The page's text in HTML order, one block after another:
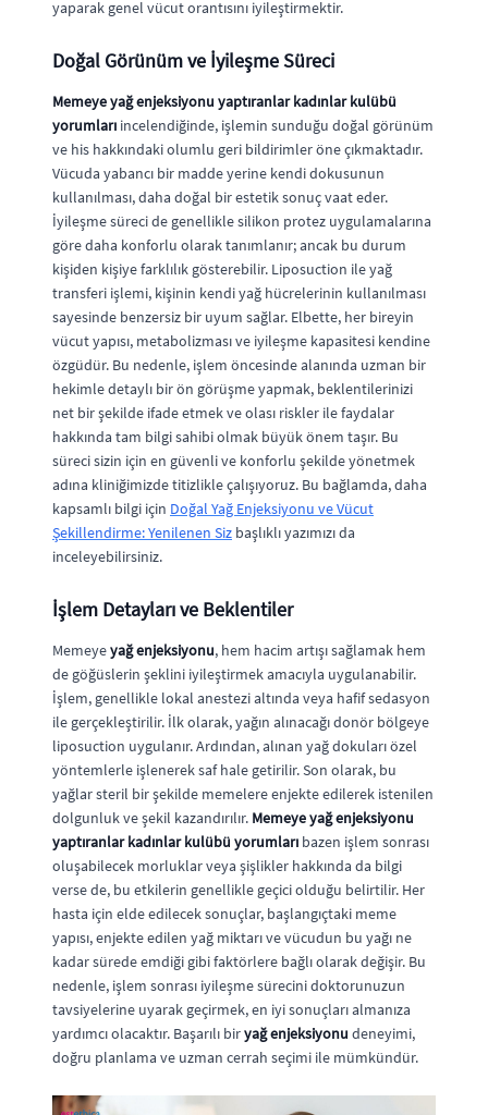
yaparak genel vücut orantısını iyileştirmektir.
Doğal Görünüm ve İyileşme Süreci
Memeye yağ enjeksiyonu yaptıranlar kadınlar kulübü
yorumları incelendiğinde, işlemin sunduğu doğal görünüm
ve his hakkındaki olumlu geri bildirimler öne çıkmaktadır.
Vücuda yabancı bir madde yerine kendi dokusunun
kullanılması, daha doğal bir estetik sonuç vaat eder.
İyileşme süreci de genellikle silikon protez uygulamalarına
göre daha konforlu olarak tanımlanır; ancak bu durum
kişiden kişiye farklılık gösterebilir. Liposuction ile yağ
transferi işlemi, kişinin kendi yağ hücrelerinin kullanılması
sayesinde benzersiz bir uyum sağlar. Elbette, her bireyin
vücut yapısı, metabolizması ve iyileşme kapasitesi kendine
özgüdür. Bu nedenle, işlem öncesinde alanında uzman bir
hekimle detaylı bir ön görüşme yapmak, beklentilerinizi
net bir şekilde ifade etmek ve olası riskler ile faydalar
hakkında tam bilgi sahibi olmak büyük önem taşır. Bu
süreci sizin için en güvenli ve konforlu şekilde yönetmek
adına kliniğimizde titizlikle çalışıyoruz. Bu bağlamda, daha
kapsamlı bilgi için Doğal Yağ Enjeksiyonu ve Vücut
Şekillendirme: Yenilenen Siz başlıklı yazımızı da
inceleyebilirsiniz.
İşlem Detayları ve Beklentiler
Memeyeyağ enjeksiyonu, hem hacim artışı sağlamak hem
de göğüslerin şeklini iyileştirmek amacıyla uygulanabilir.
İşlem, genellikle lokal anestezi altında veya hafif sedasyon
ile gerçekleştirilir. İlk olarak, yağın alınacağı donör bölgeye
liposuction uygulanır. Ardından, alınan yağ dokuları özel
yöntemlerle işlenerek saf hale getirilir. Son olarak, bu
yağlar steril bir şekilde memelere enjekte edilerek istenilen
dolgunluk ve şekil kazandırılır. Memeye yağ enjeksiyonu
yaptıranlar kadınlar kulübü yorumları bazen işlem sonrası
oluşabilecek morluklar veya şişlikler hakkında da bilgi
verse de, bu etkilerin genellikle geçici olduğu belirtilir. Her
hasta için elde edilecek sonuçlar, başlangıçtaki meme
yapısı, enjekte edilen yağ miktarı ve vücudun bu yağı ne
kadar sürede emdiği gibi faktörlere bağlı olarak değişir. Bu
nedenle, işlem sonrası iyileşme sürecini doktorunuzun
tavsiyelerine uyarak geçirmek, en iyi sonuçları almanıza
yardımcı olacaktır. Başarılı biryağ enjeksiyonu deneyimi,
doğru planlama ve uzman cerrah seçimi ile mümkündür.